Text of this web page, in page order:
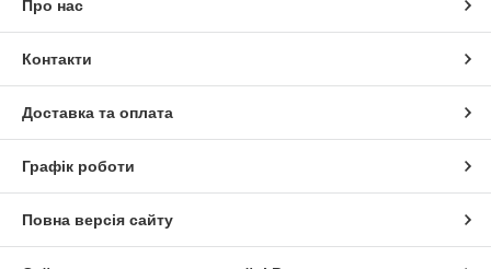
Про нас
Контакти
Доставка та оплата
Графік роботи
Повна версія сайту